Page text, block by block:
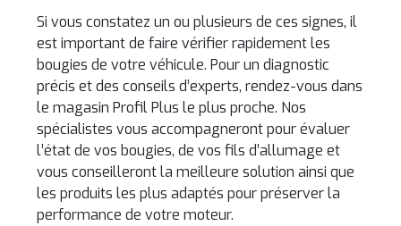
Si vous constatez un ou plusieurs de ces signes, il
est important de faire vérifier rapidement les
bougies de votre véhicule. Pour un diagnostic
précis et des conseils d’experts, rendez-vous dans
le magasin Profil Plus le plus proche. Nos
spécialistes vous accompagneront pour évaluer
l’état de vos bougies, de vos fils d’allumage et
vous conseilleront la meilleure solution ainsi que
les produits les plus adaptés pour préserver la
performance de votre moteur.